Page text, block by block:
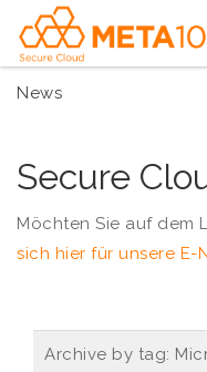
News
Secure
Möchten Sie auf dem
sich hier für unsere E-
Archive by tag: